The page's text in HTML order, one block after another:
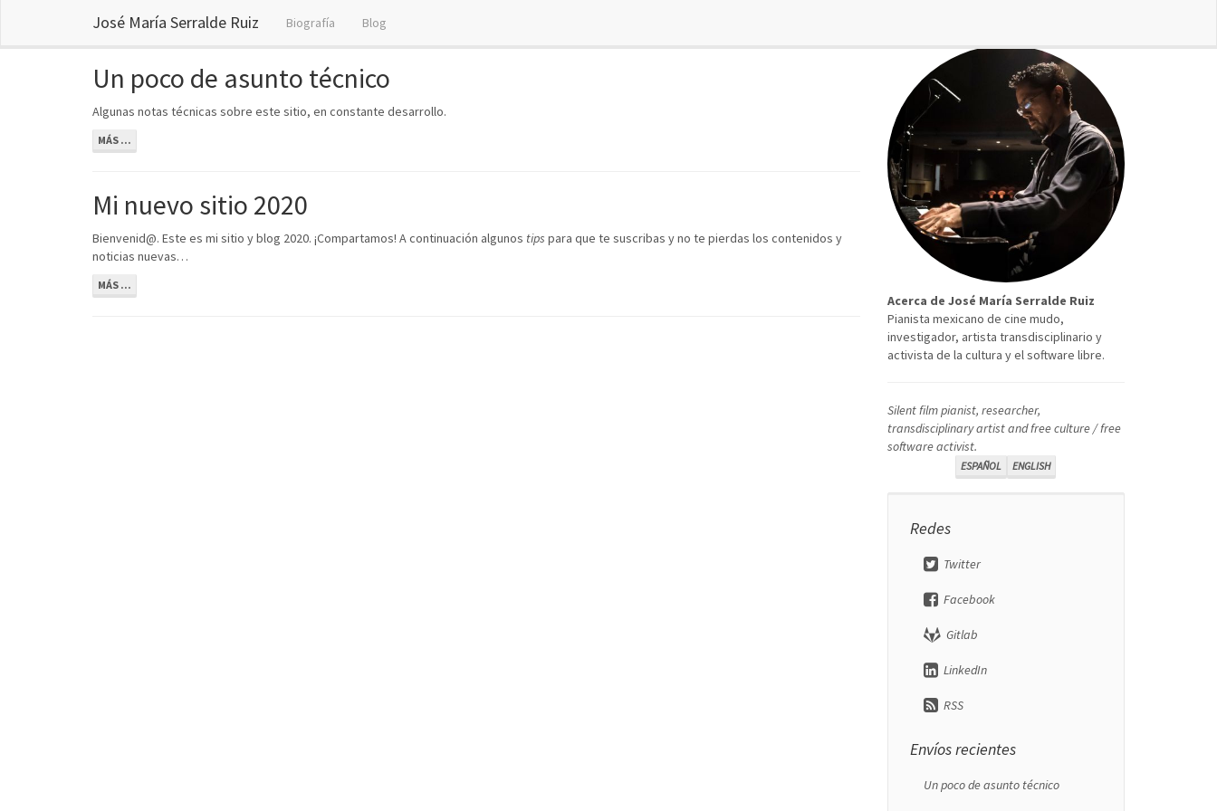
José María Serralde Ruiz Biografía Blog
Un poco de asunto técnico
Algunas notas técnicas sobre este sitio, en constante desarrollo.
MÁS ...
Mi nuevo sitio 2020
Bienvenid@. Este es mi sitio y blog 2020. ¡Compartamos! A continuación algunos tips para que te suscribas y no te pierdas los contenidos y
noticias nuevas…
MÁS ...
Acerca de José María Serralde Ruiz
Pianista mexicano de cine mudo,
investigador, artista transdisciplinario y
activista de la cultura y el software libre.
Silent film pianist, researcher,
transdisciplinary artist and free culture / free
software activist.
ESPAÑOL ENGLISH
Redes
Twitter
Facebook
Gitlab
LinkedIn
RSS
Envíos recientes
Un poco de asunto técnico